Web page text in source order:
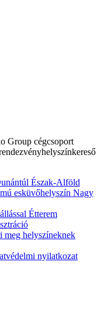
Group cégcsoport
Észak-Alföld
esküvőhelyszín Nagy
Étterem
meg helyszíneknek
nyilatkozat